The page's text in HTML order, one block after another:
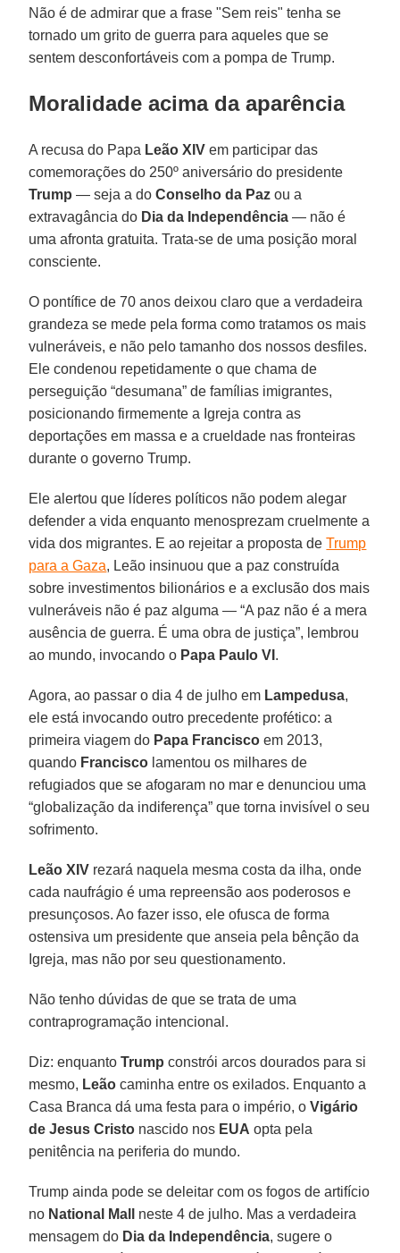
Não é de admirar que a frase "Sem reis" tenha se
tornado um grito de guerra para aqueles que se
sentem desconfortáveis ​​com a pompa de Trump.
Moralidade acima da aparência
A recusa do Papa Leão XIV em participar das
comemorações do 250º aniversário do presidente
Trump — seja a doConselho da Paz ou a
extravagância do Dia da Independência — não é
uma afronta gratuita. Trata-se de uma posição moral
consciente.
O pontífice de 70 anos deixou claro que a verdadeira
grandeza se mede pela forma como tratamos os mais
vulneráveis, e não pelo tamanho dos nossos desfiles.
Ele condenou repetidamente o que chama de
perseguição “desumana” de famílias imigrantes,
posicionando firmemente a Igreja contra as
deportações em massa e a crueldade nas fronteiras
durante o governo Trump.
Ele alertou que líderes políticos não podem alegar
defender a vida enquanto menosprezam cruelmente a
vida dos migrantes. E ao rejeitar a proposta deTrump
para a Gaza, Leão insinuou que a paz construída
sobre investimentos bilionários e a exclusão dos mais
vulneráveis ​​não é paz alguma — “A paz não é a mera
ausência de guerra. É uma obra de justiça”, lembrou
ao mundo, invocando o Papa Paulo VI .
Agora, ao passar o dia 4 de julho em Lampedusa,
ele está invocando outro precedente profético: a
primeira viagem do Papa Francisco em 2013,
quando Francisco lamentou os milhares de
refugiados que se afogaram no mar e denunciou uma
“globalização da indiferença” que torna invisível o seu
sofrimento.
Leão XIV rezará naquela mesma costa da ilha, onde
cada naufrágio é uma repreensão aos poderosos e
presunçosos. Ao fazer isso, ele ofusca de forma
ostensiva um presidente que anseia pela bênção da
Igreja, mas não por seu questionamento.
Não tenho dúvidas de que se trata de uma
contraprogramação intencional.
Diz: enquantoTrump constrói arcos dourados para si
mesmo, Leão caminha entre os exilados. Enquanto a
Casa Branca dá uma festa para o império, oVigário
de Jesus Cristo nascido nos EUA opta pela
penitência na periferia do mundo.
Trump ainda pode se deleitar com os fogos de artifício
no National Mall
neste 4 de julho. Mas a verdadeira
mensagem do Dia da Independência, sugere o